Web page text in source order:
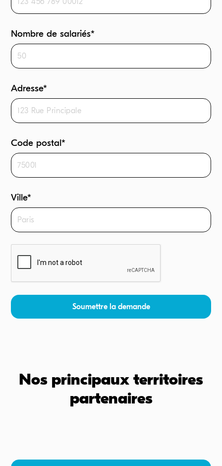
Nombre de salariés*
Adresse*
Code postal*
Ville*
Nos principaux territoires
partenaires